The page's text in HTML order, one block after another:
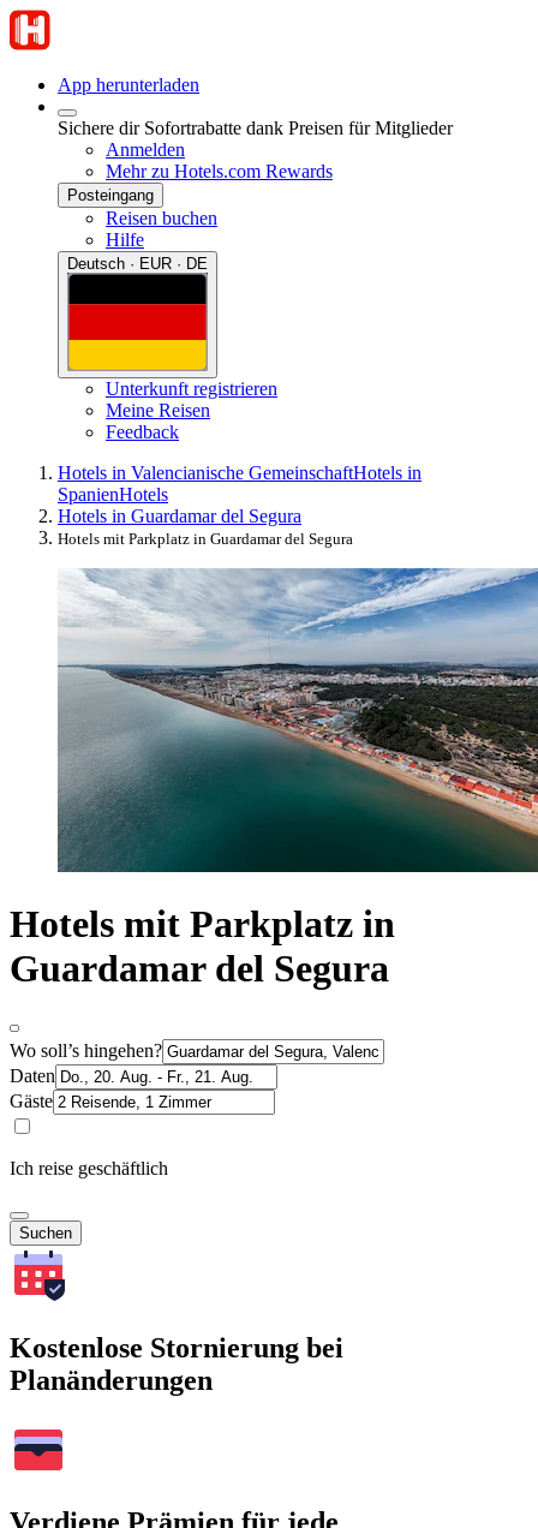
App herunterladen
Sichere dir Sofortrabatte dank Preisen für Mitglieder
Anmelden
Mehr zu Hotels.com Rewards
Posteingang
Reisen buchen
Hilfe
Deutsch · EUR · DE
Unterkunft registrieren
Meine Reisen
Feedback
Hotels in Valencianische GemeinschaftHotels in
SpanienHotels
Hotels in Guardamar del Segura
Hotels mit Parkplatz in Guardamar del Segura
Hotels mit Parkplatz in
Guardamar del Segura
Wo soll’s hingehen?
Daten
Gäste
Ich reise geschäftlich
Suchen
Kostenlose Stornierung bei
Planänderungen